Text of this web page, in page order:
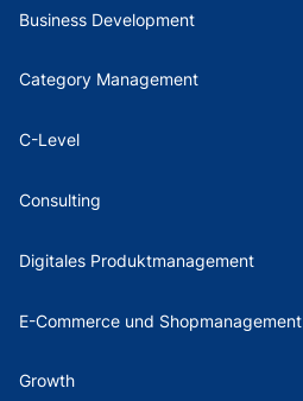
Business Development
Category Management
C-Level
Consulting
Digitales Produktmanagement
E-Commerce und Shopmanagement
Growth